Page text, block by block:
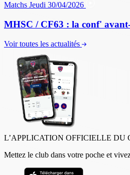
Matchs Jeudi 30/04/2026
MHSC / CF63 : la conf'
Voir toutes les actualités
L’APPLICATION OFFICIELLE DU
Mettez le club dans votre poche et